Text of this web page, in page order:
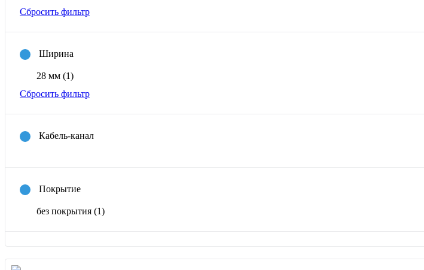
Сбросить фильтр
Ширина
28 мм (1)
Сбросить фильтр
Кабель-канал
Покрытие
без покрытия (1)